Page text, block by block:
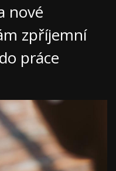
nové
zpříjemní
práce